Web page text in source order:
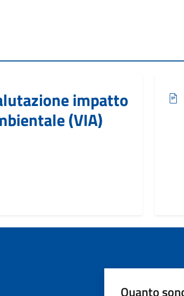
impatto
(VIA)
Quanto